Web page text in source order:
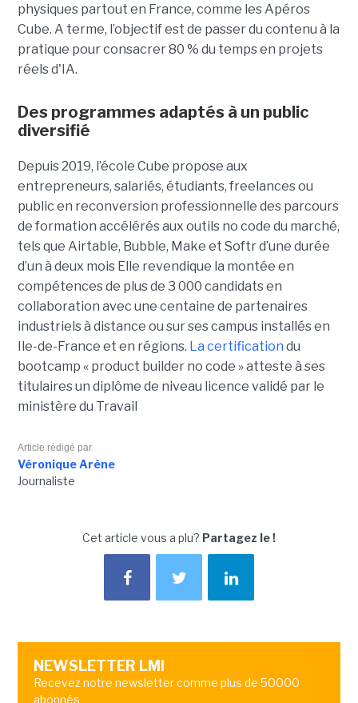
physiques partout en France, comme les Apéros
Cube. A terme, l’objectif est de passer du contenu à la
pratique pour consacrer 80 % du temps en projets
réels d'IA.
Des programmes adaptés à un public
diversifié
Depuis 2019, l’école Cube propose aux
entrepreneurs, salariés, étudiants, freelances ou
public en reconversion professionnelle des parcours
de formation accélérés aux outils no code du marché,
tels que Airtable, Bubble, Make et Softr d’une durée
d’un à deux mois Elle revendique la montée en
compétences de plus de 3 000 candidats en
collaboration avec une centaine de partenaires
industriels à distance ou sur ses campus installés en
Ile-de-France et en régions. La certification du
bootcamp « product builder no code » atteste à ses
titulaires un diplôme de niveau licence validé par le
ministère du Travail
Article rédigé par
Véronique Arène
Journaliste
Cet article vous a plu? Partagez le !
NEWSLETTER LMI
Recevez notre newsletter comme plus de 50000
abonnés